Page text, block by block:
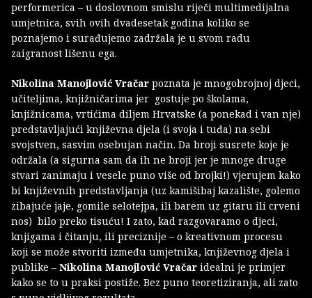
performerica – u doslovnom smislu riječi multimedijalna
umjetnica, svih ovih dvadesetak godina koliko se
poznajemo i surađujemo zadržala je u svom radu
zaigranost lišenu ega.
Nikolina Manojlović Vračar poznata je mnogobrojnoj djeci,
učiteljima, knjižničarima jer gostuje po školama,
knjižnicama, vrtićima diljem Hrvatske (a ponekad i van nje)
predstavljajući književna djela (i svoja i tuđa) na sebi
svojstven, sasvim osebujan način. Da broji susrete koje je
održala (a sigurna sam da ih ne broji jer je mnoge druge
stvari zanimaju i vesele puno više od brojki!) vjerujem kako
bi književnih predstavljanja (uz kamišibaj kazalište, golemo
zibajuće jaje, gomile selotejpa, ili barem uz gitaru ili crveni
nos) bilo preko tisuću! I zato, kad razgovaramo o djeci,
knjigama i čitanju, ili preciznije – o kreativnom procesu
koji se može stvoriti između umjetnika, književnog djela i
publike – Nikolina Manojlović Vračar idealni je primjer
kako se to u praksi postiže. Bez puno teoretiziranja, ali zato